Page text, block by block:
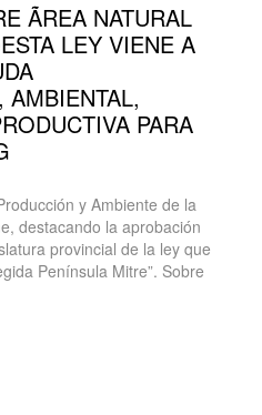
ÃREA NATURAL
LEY VIENE A
AMBIENTAL,
PARA
y Ambiente de la
destacando la aprobación
provincial de la ley que
Península Mitre”. Sobre